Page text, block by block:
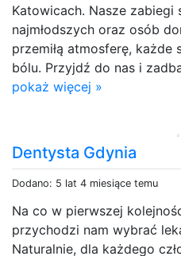
Katowicach. Nasze zabiegi
najmłodszych oraz osób
przemiłą atmosferę,
bólu. Przyjdź do nas i
pokaż więcej »
Dentysta Gdynia
Dodano: 5 lat 4 miesiące temu
Na co w pierwszej
przychodzi nam wybrać
Naturalnie, dla każdego